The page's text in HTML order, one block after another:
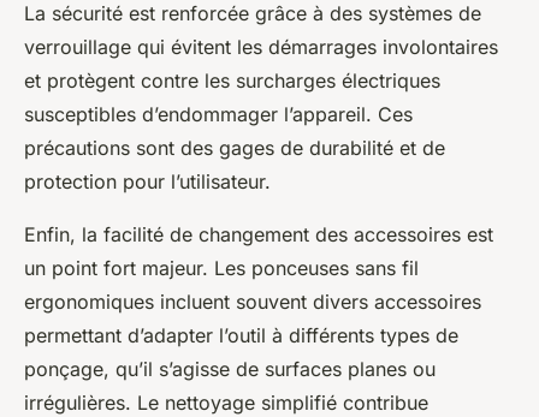
La sécurité est renforcée grâce à des systèmes de
verrouillage qui évitent les démarrages involontaires
et protègent contre les surcharges électriques
susceptibles d’endommager l’appareil. Ces
précautions sont des gages de durabilité et de
protection pour l’utilisateur.
Enfin, la facilité de changement des accessoires est
un point fort majeur. Les ponceuses sans fil
ergonomiques incluent souvent divers accessoires
permettant d’adapter l’outil à différents types de
ponçage, qu’il s’agisse de surfaces planes ou
irrégulières. Le nettoyage simplifié contribue